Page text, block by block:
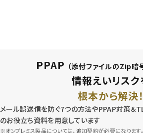
PPAP （添付ファイルのZip暗
情報えいリスク
根本から解決！
メール誤送信を防ぐ7つの方法やPPAP対策＆
のお役立ち資料を用意しています
※オンプレミス製品については、追加契約が必要になります。